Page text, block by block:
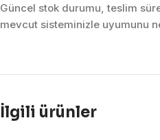
Güncel stok durumu, teslim
mevcut sisteminizle uyumunu
İlgili ürünler